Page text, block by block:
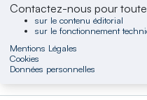
Contactez-nous pour
sur le contenu éditorial
sur le fonctionnement
Mentions Légales
Cookies
Données personnelles